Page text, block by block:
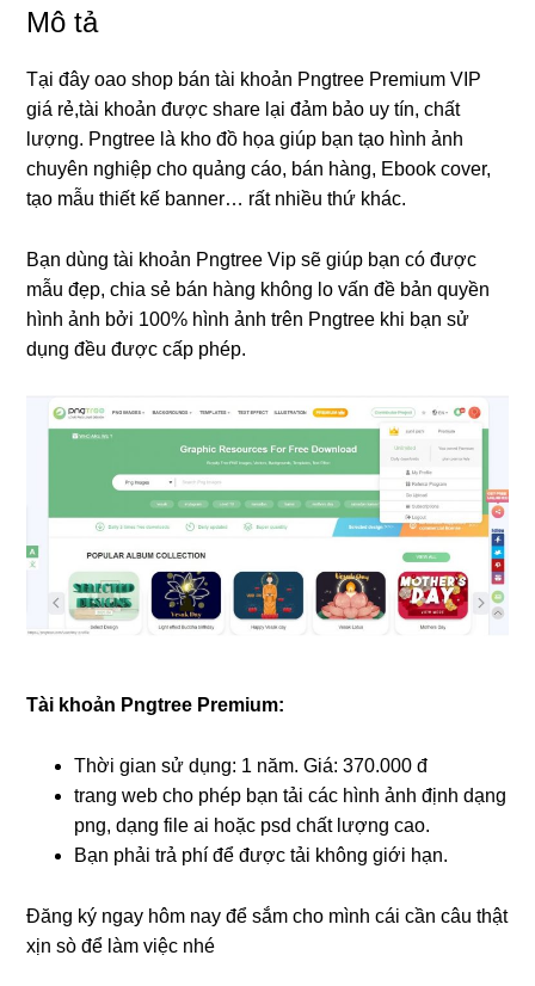
Mô tả
Tại đây oao shop bán tài khoản Pngtree Premium VIP
giá rẻ,tài khoản được share lại đảm bảo uy tín, chất
lượng. Pngtree là kho đồ họa giúp bạn tạo hình ảnh
chuyên nghiệp cho quảng cáo, bán hàng, Ebook cover,
tạo mẫu thiết kế banner… rất nhiều thứ khác.
Bạn dùng tài khoản Pngtree Vip sẽ giúp bạn có được
mẫu đẹp, chia sẻ bán hàng không lo vấn đề bản quyền
hình ảnh bởi 100% hình ảnh trên Pngtree khi bạn sử
dụng đều được cấp phép.
Tài khoản Pngtree Premium:
Thời gian sử dụng: 1 năm. Giá: 370.000 đ
trang web cho phép bạn tải các hình ảnh định dạng
png, dạng file ai hoặc psd chất lượng cao.
Bạn phải trả phí để được tải không giới hạn.
Đăng ký ngay hôm nay để sắm cho mình cái cần câu thật
xịn sò để làm việc nhé